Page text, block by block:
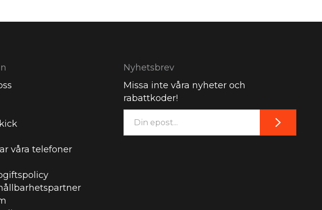
våra telefoner
Nyhetsbrev
Missa inte våra nyheter och
rabattkoder!